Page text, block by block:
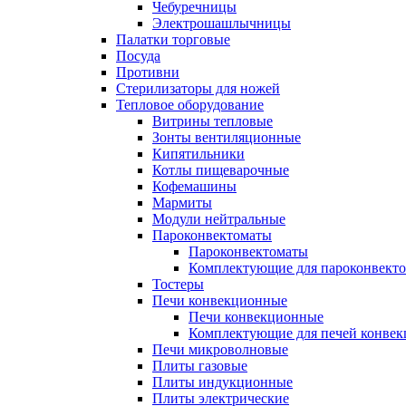
Чебуречницы
Электрошашлычницы
Палатки торговые
Посуда
Противни
Стерилизаторы для ножей
Тепловое оборудование
Витрины тепловые
Зонты вентиляционные
Кипятильники
Котлы пищеварочные
Кофемашины
Мармиты
Модули нейтральные
Пароконвектоматы
Пароконвектоматы
Комплектующие для
Тостеры
Печи конвекционные
Печи конвекционные
Комплектующие для печей
Печи микроволновые
Плиты газовые
Плиты индукционные
Плиты электрические